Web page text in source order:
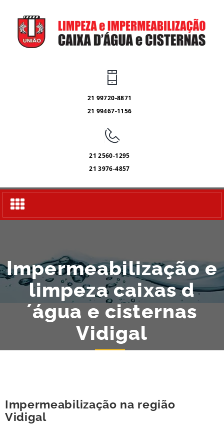
21 99720-8871
21 99467-1156
21 2560-1295
21 3976-4857
Alternar
navegação
Impermeabilização e
limpeza caixas d
´água e cisternas
Vidigal
Impermeabilização na região
Vidigal